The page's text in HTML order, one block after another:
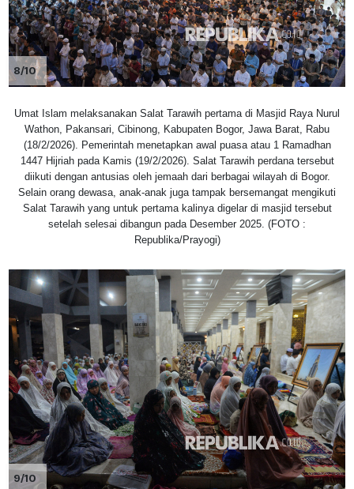
8/10
Umat Islam melaksanakan Salat Tarawih pertama di Masjid Raya Nurul
Wathon, Pakansari, Cibinong, Kabupaten Bogor, Jawa Barat, Rabu
(18/2/2026). Pemerintah menetapkan awal puasa atau 1 Ramadhan
1447 Hijriah pada Kamis (19/2/2026). Salat Tarawih perdana tersebut
diikuti dengan antusias oleh jemaah dari berbagai wilayah di Bogor.
Selain orang dewasa, anak-anak juga tampak bersemangat mengikuti
Salat Tarawih yang untuk pertama kalinya digelar di masjid tersebut
setelah selesai dibangun pada Desember 2025. (FOTO :
Republika/Prayogi)
9/10